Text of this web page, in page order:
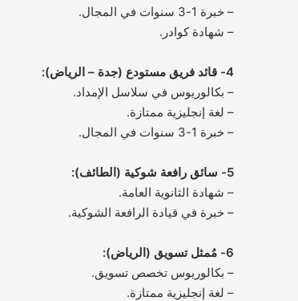
– خبرة 1-3 سنوات في المجال.
– شهادة كوادر.
4- قائد فريق مستودع (جدة – الرياض):
– بكالوريوس في سلاسل الإمداد.
– لغة إنجليزية ممتازة.
– خبرة 1-3 سنوات في المجال.
5- سائق رافعة شوكية (الطائف):
– شهادة الثانوية العامة.
– خبرة في قيادة الرافعة الشوكية.
6- مُمثل تسويق (الرياض):
– بكالوريوس تخصص تسويق.
– لغة إنجليزية ممتازة.